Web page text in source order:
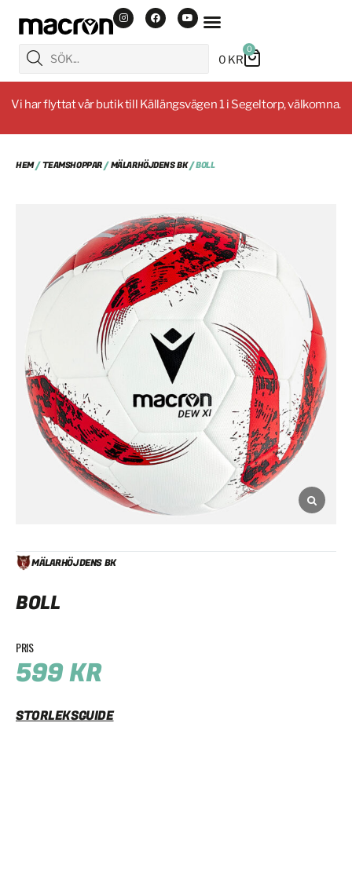
0 KR
0
Vi har flyttat vår butik till Källängsvägen 1 i Segeltorp, välkomna.
HEM/TEAMSHOPPAR/MÄLARHÖJDENS BK/ BOLL
MÄLARHÖJDENS BK
BOLL
599KR
STORLEKSGUIDE